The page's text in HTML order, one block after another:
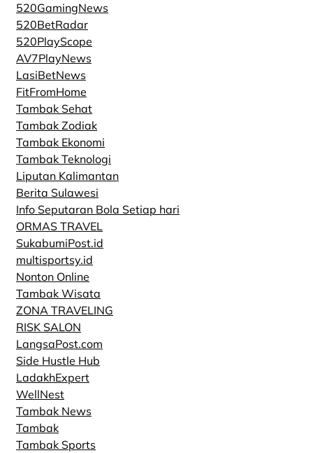
520GamingNews
520BetRadar
520PlayScope
AV7PlayNews
LasiBetNews
FitFromHome
Tambak Sehat
Tambak Zodiak
Tambak Ekonomi
Tambak Teknologi
Liputan Kalimantan
Berita Sulawesi
Info Seputaran Bola Setiap hari
ORMAS TRAVEL
SukabumiPost.id
multisportsy.id
Nonton Online
Tambak Wisata
ZONA TRAVELING
RISK SALON
LangsaPost.com
Side Hustle Hub
LadakhExpert
WellNest
Tambak News
Tambak
Tambak Sports